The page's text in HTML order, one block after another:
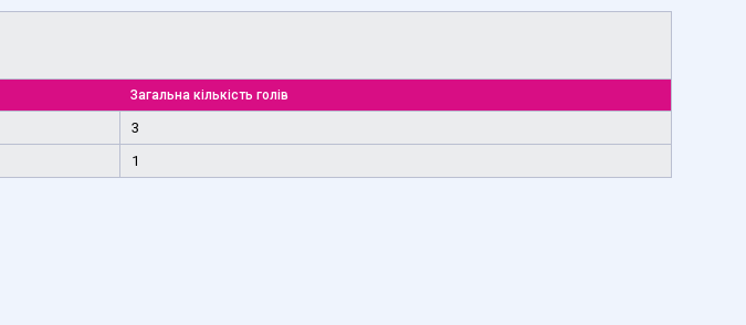
Загальна кількість голів
3
1